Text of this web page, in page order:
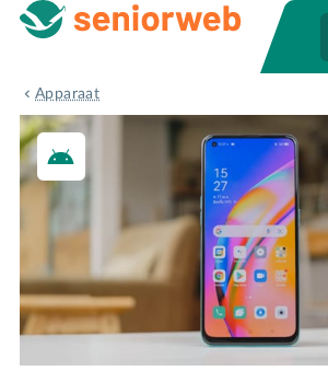
Apparaat
Android-toestel
Android-toestel